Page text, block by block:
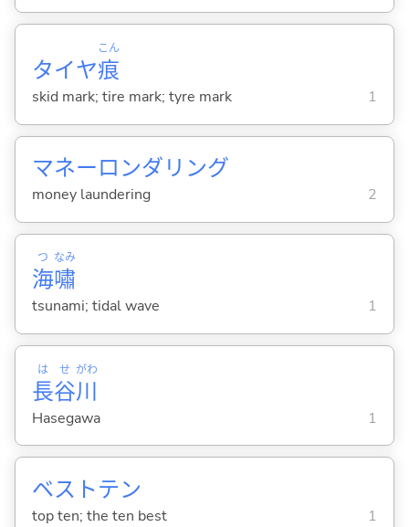
タイヤ痕
こん
skid mark; tire mark; tyre mark 1
マネーロンダリング
money laundering 2
海
つ
嘯
なみ
tsunami; tidal wave 1
長
は
谷
せ
川
がわ
Hasegawa 1
ベストテン
top ten; the ten best 1